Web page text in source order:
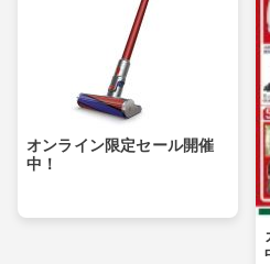
オンライン限定セール開催
中！